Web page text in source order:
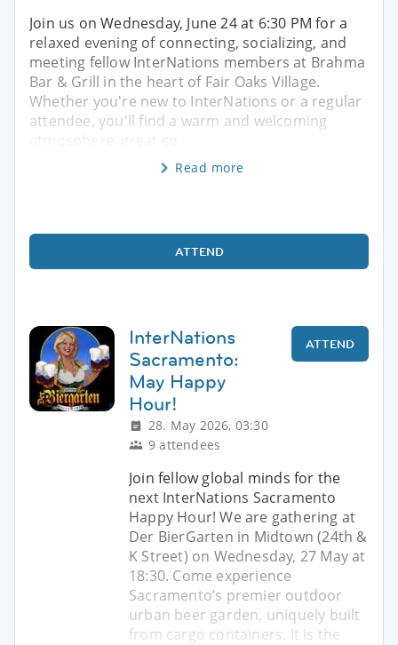
Join us on Wednesday, June 24 at 6:30 PM for a
relaxed evening of connecting, socializing, and
meeting fellow InterNations members at Brahma
Bar & Grill in the heart of Fair Oaks Village.
Whether you're new to InterNations or a regular
attendee, you'll find a warm and welcoming
Read more
ATTEND
InterNations
Sacramento:
May Happy
Hour!
28. May 2026, 03:30
9 attendees
ATTEND
Join fellow global minds for the
next InterNations Sacramento
Happy Hour! We are gathering at
Der BierGarten in Midtown (24th &
K Street) on Wednesday, 27 May at
18:30. Come experience
Sacramento’s premier outdoor
urban beer garden, uniquely built
from cargo containers. It is the